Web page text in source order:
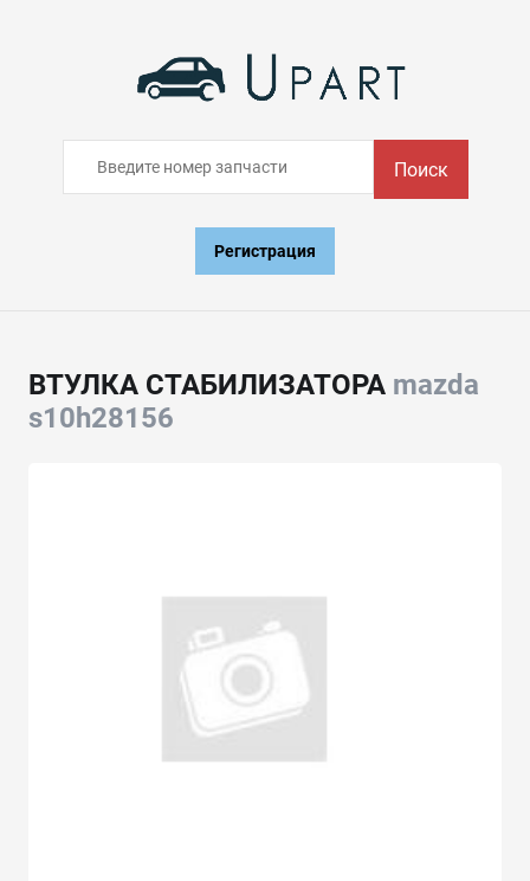
Поиск
Регистрация
ВТУЛКА СТАБИЛИЗАТОРА mazda
s10h28156